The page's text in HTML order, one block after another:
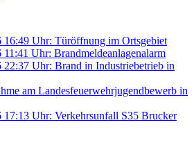
16:49 Uhr: Türöffnung im Ortsgebiet
11:41 Uhr: Brandmeldeanlagenalarm
22:37 Uhr: Brand in Industriebetrieb in
am Landesfeuerwehrjugendbewerb in
17:13 Uhr: Verkehrsunfall S35 Brucker